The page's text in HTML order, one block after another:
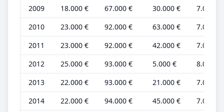
2009
18.000 € 67.000 € 30.000 €
7.000 €
2010
23.000 € 92.000 € 63.000 €
7.000 €
2011
23.000 € 92.000 € 42.000 €
7.000 €
2012
25.000 € 93.000 € 5.000 €
8.000 €
2013
22.000 € 93.000 € 21.000 €
7.000 €
2014
22.000 € 94.000 € 45.000 €
7.000 €